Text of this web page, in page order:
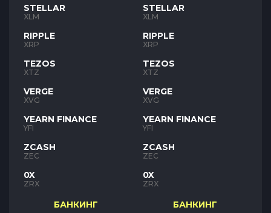
STELLAR
XLM
RIPPLE
XRP
TEZOS
XTZ
VERGE
XVG
YEARN FINANCE
YFI
ZCASH
ZEC
0X
ZRX
БАНКИНГ
STELLAR
XLM
RIPPLE
XRP
TEZOS
XTZ
VERGE
XVG
YEARN FINANCE
YFI
ZCASH
ZEC
0X
ZRX
БАНКИНГ